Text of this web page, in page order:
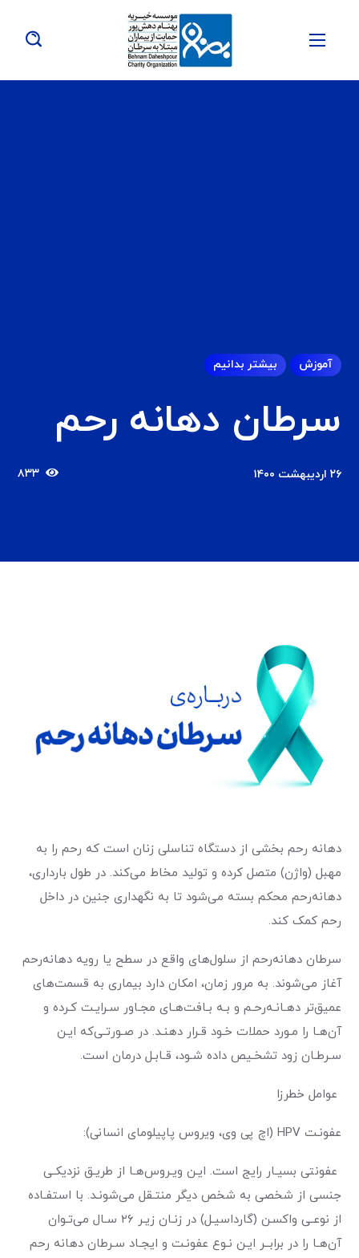
آموزش بیشتر بدانیم
سرطان دهانه رحم
۲۶ اردیبهشت ۱۴۰۰ ۸۳۳
دهانه‌‌ رحم بخشی از دستگاه تناسلی زنان است که رحم را به
مهبل (واژن) متصل کرده و تولید مخاط می‌کند. در طول بارداری،
دهانه‌رحم محکم بسته می‌شود تا به نگهداری جنین در داخل
رحم کمک کند.
سرطان دهانه‌رحم از سلول‌های واقع در سطح یا رویه دهانه‌رحم
آغاز می‌شوند. به مرور زمان، امکان دارد بیماری به قسمت‌های
عمیق‌تر دهـانـه‌رحـم و بـه بـافت‌هـای مجـاور سـرایـت کـرده و
آن‌هـا را مـورد حملات خـود قـرار دهنـد. در صـورتـی‌که ایـن
سـرطـان زود تشخـیص داده شـود، قـابـل درمان است.
عوامل خطرزا
عفونـت HPV (اچ پی وی، ویروس پاپیلومای انسانی):
عفونتی بسیـار رایج است. ایـن ویـروس‌هـا از طریـق نزدیکـی
جنسی از شخصی به شخص دیگر منتـقل می‌شونـد. با استفـاده
از نوعـی واکسـن (گارداسیـل) در زنـان زیـر ۲۶ سـال می‌تـوان
آن‌هـا را در برابــر ایـن نـوع عفونـت و ایجـاد سـرطان دهانه رحم